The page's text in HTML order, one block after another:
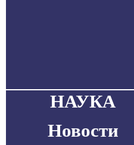
НАУКА
Новости